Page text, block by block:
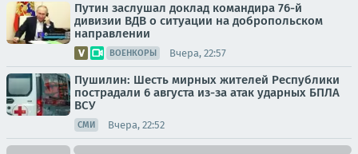
Путин заслушал доклад командира 76-й
дивизии ВДВ о ситуации на добропольском
направлении
ВОЕНКОРЫ Вчера, 22:57
Пушилин: Шесть мирных жителей Республики
пострадали 6 августа из-за атак ударных БПЛА
ВСУ
СМИ Вчера, 22:52